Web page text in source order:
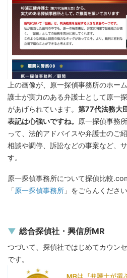
上の画像が、原一探偵事務所のホー
護士が実力のある弁護士として原一
があげられています。 第77代法務大
表記は心強いですね。
原一探偵事務
って、法的アドバイスや弁護士のご
相談や調停、訴訟などの事案など、
す。
原一探偵事務所について探偵比較
「原一探偵事務所 」をごらんください
総合探偵社・興信所MR
つづいて、探偵社ではじめてカウン
です。